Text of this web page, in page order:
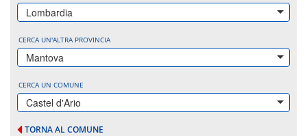
Lombardia
CERCA UN'ALTRA PROVINCIA
Mantova
CERCA UN COMUNE
Castel d'Ario
TORNA AL COMUNE